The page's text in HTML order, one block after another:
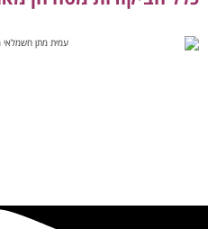
ליצירת קשר עם עמית מתן :